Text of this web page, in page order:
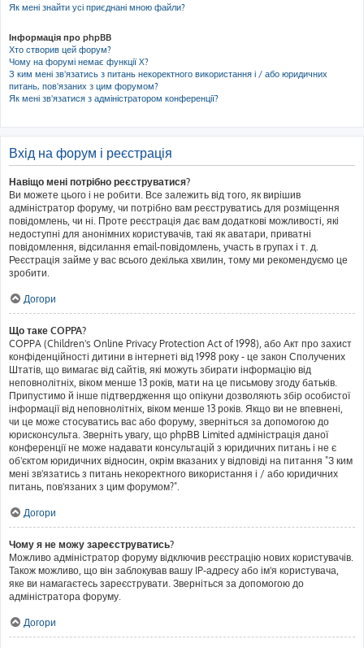
Як мені знайти усі приєднані мною файли?
Інформація про phpBB
Хто створив цей форум?
Чому на форумі немає функції X?
З ким мені зв'язатись з питань некоректного використання і / або юридичних
питань, пов'язаних з цим форумом?
Як мені зв'язатися з адміністратором конференції?
Вхід на форум і реєстрація
Навіщо мені потрібно реєструватися?
Ви можете цього і не робити. Все залежить від того, як вирішив
адміністратор форуму, чи потрібно вам реєструватись для розміщення
повідомлень, чи ні. Проте реєстрація дає вам додаткові можливості, які
недоступні для анонімних користувачів, такі як аватари, приватні
повідомлення, відсилання email-повідомлень, участь в групах і т. д.
Реєстрація займе у вас всього декілька хвилин, тому ми рекомендуємо це
зробити.
Догори
Що таке COPPA?
COPPA (Children's Online Privacy Protection Act of 1998), або Акт про захист
конфіденційності дитини в інтернеті від 1998 року - це закон Сполучених
Штатів, що вимагає від сайтів, які можуть збирати інформацію від
неповнолітніх, віком менше 13 років, мати на це письмову згоду батьків.
Припустимо й інше підтвердження що опікуни дозволяють збір особистої
інформації від неповнолітніх, віком менше 13 років. Якщо ви не впевнені,
чи це може стосуватись вас або форуму, зверніться за допомогою до
юрисконсульта. Зверніть увагу, що phpBB Limited адміністрація даної
конференції не може надавати консультацій з юридичних питань і не є
об'єктом юридичних відносин, окрім вказаних у відповіді на питання "З ким
мені зв'язатись з питань некоректного використання і / або юридичних
питань, пов'язаних з цим форумом?".
Догори
Чому я не можу зареєструватись?
Можливо адміністратор форуму відключив реєстрацію нових користувачів.
Також можливо, що він заблокував вашу IP-адресу або ім'я користувача,
яке ви намагаєтесь зареєструвати. Зверніться за допомогою до
адміністратора форуму.
Догори